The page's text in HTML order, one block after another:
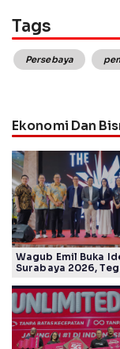
Tags
Persebaya
Ekonomi Dan
Wagub Emil Buka
Surabaya 2026,
Timur